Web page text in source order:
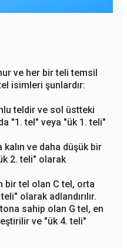
ve her bir teli temsil
isimleri şunlardır:
teldir ve sol üstteki
"1. tel" veya "ük 1. teli"
kalın ve daha düşük bir
2. teli" olarak
bir tel olan C tel, orta
olarak adlandırılır.
sahip olan G tel, en
ve "ük 4. teli"